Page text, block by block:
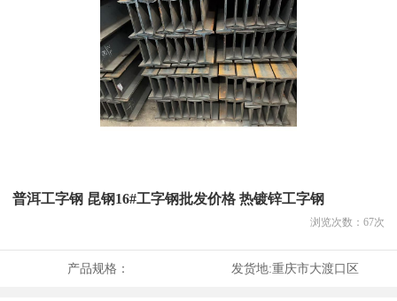
普洱工字钢 昆钢16#工字钢批发价格 热镀锌工字钢
浏览次数： 67次
产品规格： 发货地:重庆市大渡口区